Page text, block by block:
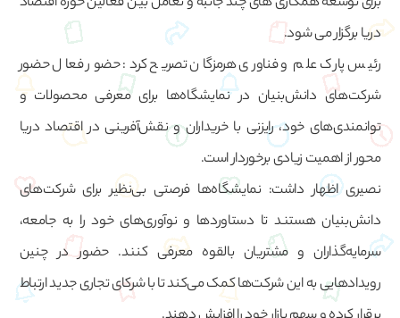
دریا برگزار می شود.
رئیس پارک علم و فناوری هرمزگان تصریح کرد: حضور فعال حضور
شرکت‌های دانش‌بنیان در نمایشگاه‌ها برای معرفی محصولات و
توانمندی‌های خود، رایزنی با خریداران و نقش‌آفرینی در اقتصاد دریا
محور از اهمیت زیادی برخوردار است.
نصیری اظهار داشت: نمایشگاه‌ها فرصتی بی‌نظیر برای شرکت‌های
دانش‌بنیان هستند تا دستاوردها و نوآوری‌های خود را به جامعه،
سرمایه‌گذاران و مشتریان بالقوه معرفی کنند. حضور در چنین
رویدادهایی به این شرکت‌ها کمک می‌کند تا با شرکای تجاری جدید ارتباط